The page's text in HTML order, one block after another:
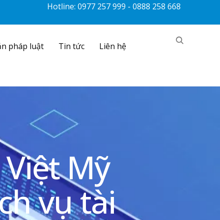
Hotline: 0977 257 999 - 0888 258 668
pháp luật Tin tức Liên hệ
Mỹ
vụ tài